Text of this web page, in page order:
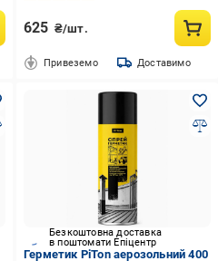
625 ₴/шт.
Привеземо Доставимо
Безкоштовна доставка
в поштомати Епіцентр
Герметик PiTon аерозольний 400